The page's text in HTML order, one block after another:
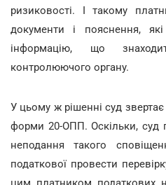
ризиковості. І такому
документи і пояснення,
інформацію, що
контролюючого органу.
У цьому ж рішенні суд
форми 20-ОПП. Оскільки, суд
неподання такого
податкової провести